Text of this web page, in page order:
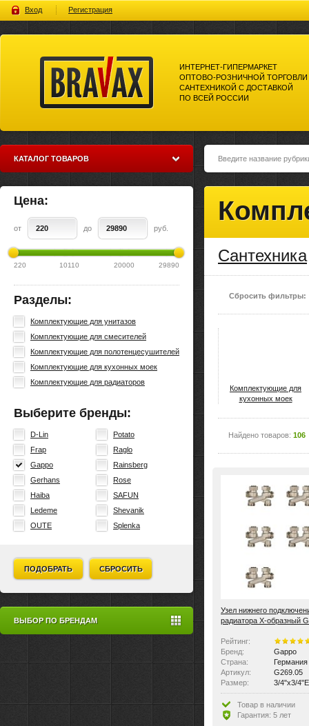
Вход Регистрация
всей россии
ИНТЕРНЕТ-ГИПЕРМАРКЕТ
ОПТОВО-РОЗНИЧНОЙ ТОРГОВЛИ
САНТЕХНИКОЙ С ДОСТАВКОЙ
ПО ВСЕЙ РОССИИ
КАТАЛОГ ТОВАРОВ
Цена:
от до руб.
220 10110 20000 29890
Разделы:
Комплектующие для унитазов
Комплектующие для смесителей
Комплектующие для полотенцесушителей
Комплектующие для кухонных моек
Комплектующие для радиаторов
Выберите бренды:
D-Lin
Frap
Gappo
Gerhans
Haiba
Ledeme
OUTE
Potato
Raglo
Rainsberg
Rose
SAFUN
Shevanik
Splenka
ПОДОБРАТЬ СБРОСИТЬ
ВЫБОР ПО БРЕНДАМ
Сантехника
Сбросить фильтры:
Комплектующие для
кухонных моек
Найдено товаров: 106
Узел нижнего
радиатора Х-образный
Рейтинг:
Бренд:
Gappo
Страна:
Германия
Артикул:
G269.05
Размер:
3/4"х3/
Цвет:
Серый
Материал:
Латунь
Вес:
2.518 кг
Товар в наличии
Гарантия: 5 лет